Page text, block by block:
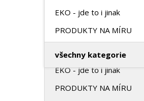
EKO - jde to i jinak
PRODUKTY NA MÍRU
všechny kategorie
VYBAVENÍ RESTAURACE
KUCHYNĚ
EKO - jde to i jinak
PRODUKTY NA MÍRU